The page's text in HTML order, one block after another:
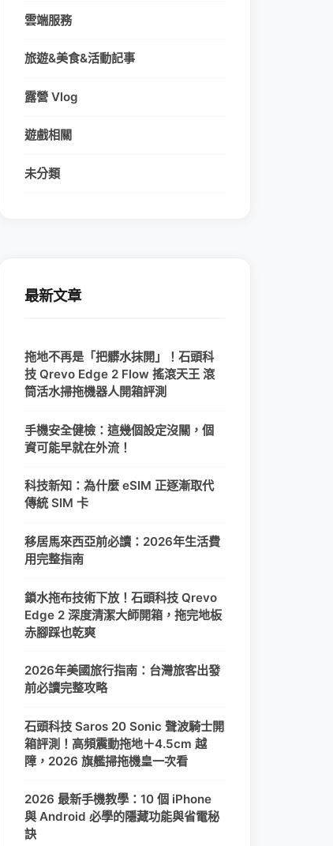
雲端服務
旅遊&美食&活動記事
露營 Vlog
遊戲相關
未分類
最新文章
拖地不再是「把髒水抹開」！石頭科
技 Qrevo Edge 2 Flow 搖滾天王 滾
筒活水掃拖機器人開箱評測
手機安全健檢：這幾個設定沒關，個
資可能早就在外流！
科技新知：為什麼 eSIM 正逐漸取代
傳統 SIM 卡
移居馬來西亞前必讀：2026年生活費
用完整指南
鎖水拖布技術下放！石頭科技 Qrevo
Edge 2 深度清潔大師開箱，拖完地板
赤腳踩也乾爽
2026年美國旅行指南：台灣旅客出發
前必讀完整攻略
石頭科技 Saros 20 Sonic 聲波騎士開
箱評測！高頻震動拖地＋4.5cm 越
障，2026 旗艦掃拖機皇一次看
2026 最新手機教學：10 個 iPhone
與 Android 必學的隱藏功能與省電秘
訣